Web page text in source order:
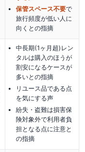
保管スペース不要で
旅行頻度が低い人に
向く との指摘
中長期(1ヶ月超)レン
タルは購入のほうが
割安になるケースが
多いとの指摘
リユース品である点
を気にする声
紛失・盗難は損害保
険対象外で利用者負
担となる点に注意と
の指摘